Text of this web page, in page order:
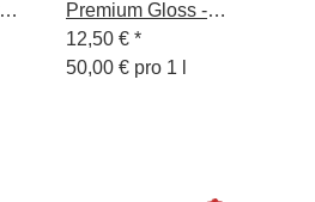
Premium Gloss -
Hochglanz Bootpolitur -
250 ml
12,50 € *
50,00 € pro 1 l